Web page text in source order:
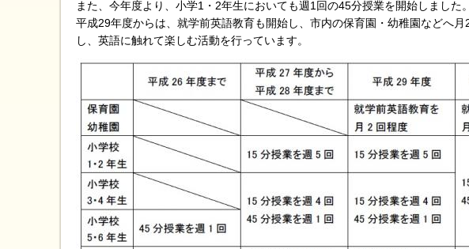
また、今年度より、小学1・2年生においても週1回の45分授業を開始しました。
平成29年度からは、就学前英語教育も開始し、市内の保育園・幼稚園などへ
し、英語に触れて楽しむ活動を行っています。